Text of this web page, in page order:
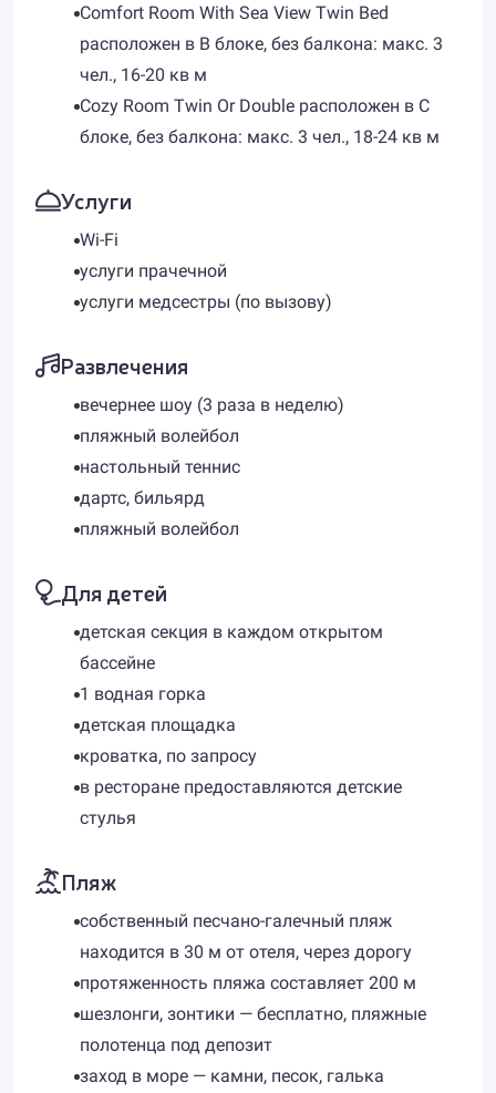
Comfort Room With Sea View Twin Bed
расположен в B блоке, без балкона: макс. 3
чел., 16-20 кв м
Cozy Room Twin Or Double расположен в C
блоке, без балкона: макс. 3 чел., 18-24 кв м
Услуги
Wi-Fi
услуги прачечной
услуги медсестры (по вызову)
Развлечения
вечернее шоу (3 раза в неделю)
пляжный волейбол
настольный теннис
дартс, бильярд
пляжный волейбол
Для детей
детская секция в каждом открытом
бассейне
1 водная горка
детская площадка
кроватка, по запросу
в ресторане предоставляются детские
стулья
Пляж
собственный песчано-галечный пляж
находится в 30 м от отеля, через дорогу
протяженность пляжа составляет 200 м
шезлонги, зонтики — бесплатно, пляжные
полотенца под депозит
заход в море — камни, песок, галька